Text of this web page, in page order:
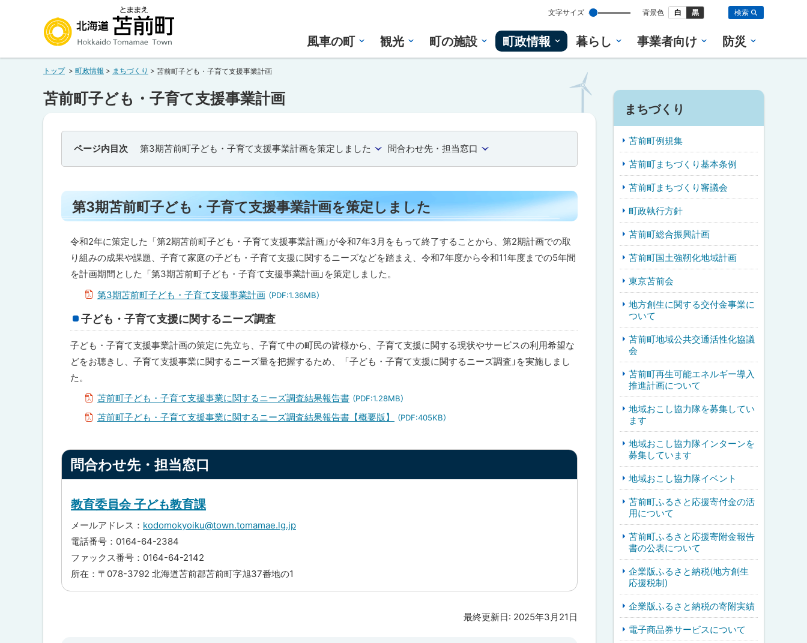
メ
北海道苫前町
Hokkaido Tomamae Town
設
定
文字サイズ 背景色 白 黒 検索
風車の町 観光 町の施設 町政情報 暮らし 事業者向け 防災
トップ 町政情報 まちづくり 苫前町子ども・子育て支援事業計画
苫前町子ども・子育て支援事業計画
ページ内目次 第3期苫前町子ども・子育て支援事業計画を策定しました 問合わせ先・担当窓口
第3期苫前町子ども・子育て支援事業計画を策定しました
令和2年に策定した「第2期苫前町子ども・子育て支援事業計画」が令和7年3月をもって終了することから、第2期計画での取
り組みの成果や課題、子育て家庭の子ども・子育て支援に関するニーズなどを踏まえ、令和7年度から令和11年度までの5年間
を計画期間とした「第3期苫前町子ども・子育て支援事業計画」を策定しました。
第3期苫前町子ども・子育て支援事業計画 （PDF:1.36MB）
子ども・子育て支援に関するニーズ調査
子ども・子育て支援事業計画の策定に先立ち、子育て中の町民の皆様から、子育て支援に関する現状やサービスの利用希望な
どをお聴きし、子育て支援事業に関するニーズ量を把握するため、「子ども・子育て支援に関するニーズ調査」を実施しまし
た。
苫前町子ども・子育て支援事業に関するニーズ調査結果報告書 （PDF:1.28MB）
苫前町子ども・子育て支援事業に関するニーズ調査結果報告書【概要版】 （PDF:405KB）
ト
ッ
に
る
問合わせ先・担当窓口
教育委員会 子ども教育課
メールアドレス： kodomokyoiku@town.tomamae.lg.jp
電話番号：0164-64-2384
ファックス番号：0164-64-2142
所在：〒078-3792 北海道苫前郡苫前町字旭37番地の1
最終更新日: 2025年3月21日
まちづくり
苫前町例規集
苫前町まちづくり基本条例
苫前町まちづくり審議会
町政執行方針
苫前町総合振興計画
苫前町国土強靭化地域計画
東京苫前会
地方創生に関する交付金事業に
ついて
苫前町地域公共交通活性化協議
会
苫前町再生可能エネルギー導入
推進計画について
地域おこし協力隊を募集してい
ます
地域おこし協力隊インターンを
募集しています
地域おこし協力隊イベント
苫前町ふるさと応援寄付金の活
用について
苫前町ふるさと応援寄附金報告
書の公表について
企業版ふるさと納税(地方創生
応援税制)
企業版ふるさと納税の寄附実績
電子商品券サービスについて
戻